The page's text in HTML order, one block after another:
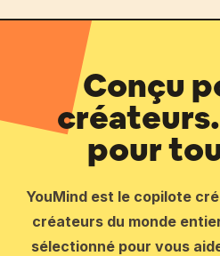
Conçu
pour
YouMind est le copilote
créateurs du monde
sélectionné pour vous